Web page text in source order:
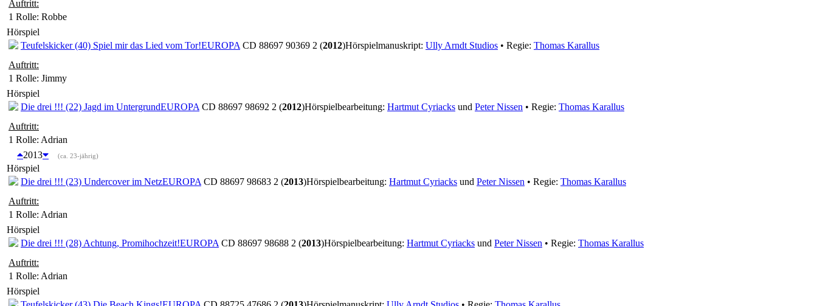
Auftritt:
1 Rolle: Robbe
Hörspiel
Teufelskicker (40) Spiel mir das Lied vom Tor!EUROPA CD 88697 90369 2 (2012)Hörspielmanuskript: Ully Arndt Studios • Regie: Thomas Karallus
Auftritt:
1 Rolle: Jimmy
Hörspiel
Die drei !!! (22) Jagd im UntergrundEUROPA CD 88697 98692 2 (2012)Hörspielbearbeitung: Hartmut Cyriacks und Peter Nissen • Regie: Thomas Karallus
Auftritt:
1 Rolle: Adrian
2013
(ca. 23-jährig)
Hörspiel
Die drei !!! (23) Undercover im NetzEUROPA CD 88697 98683 2 (2013)Hörspielbearbeitung: Hartmut Cyriacks und Peter Nissen • Regie: Thomas Karallus
Auftritt:
1 Rolle: Adrian
Hörspiel
Die drei !!! (28) Achtung, Promihochzeit!EUROPA CD 88697 98688 2 (2013)Hörspielbearbeitung: Hartmut Cyriacks und Peter Nissen • Regie: Thomas Karallus
Auftritt:
1 Rolle: Adrian
Hörspiel